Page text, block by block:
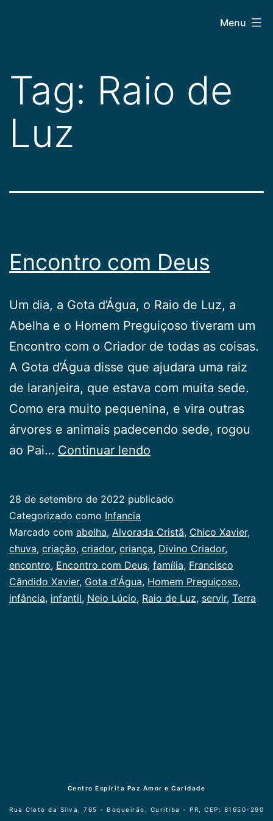
conteúdo
Menu
Tag: Raio de
Luz
Encontro com Deus
Um dia, a Gota d’Água, o Raio de Luz, a
Abelha e o Homem Preguiçoso tiveram um
Encontro com o Criador de todas as coisas.
A Gota d’Água disse que ajudara uma raiz
de laranjeira, que estava com muita sede.
Como era muito pequenina, e vira outras
árvores e animais padecendo sede, rogou
ao Pai… Continuar lendo
28 de setembro de 2022 publicado
Categorizado como Infancia
Marcado com abelha, Alvorada Cristã, Chico Xavier,
chuva, criação, criador, criança, Divino Criador,
encontro, Encontro com Deus, família, Francisco
Cândido Xavier, Gota d'Água, Homem Preguiçoso,
infância, infantil, Neio Lúcio, Raio de Luz, servir, Terra
Centro Espírita Paz Amor e Caridade
Rua Cleto da Silva, 765 - Boqueirão, Curitiba - PR, CEP: 81650-290